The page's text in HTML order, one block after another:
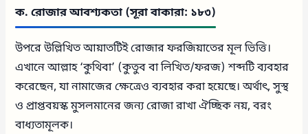
ক. রোজার আবশ্যকতা (সূরা বাকারা: ১৮৩)
উপরে উল্লিখিত আয়াতটিই রোজার ফরজিয়াতের মূল ভিত্তি।
এখানে আল্লাহ ‘কুথিবা’ (কুতুব বা লিখিত/ফরজ) শব্দটি ব্যবহার
করেছেন, যা নামাজের ক্ষেত্রেও ব্যবহার করা হয়েছে। অর্থাৎ, সুস্থ
ও প্রাপ্তবয়স্ক মুসলমানের জন্য রোজা রাখা ঐচ্ছিক নয়, বরং
বাধ্যতামূলক।